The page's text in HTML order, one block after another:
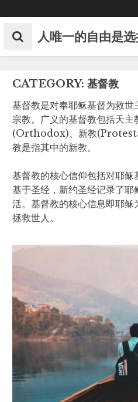
to
content 人唯一的自由是
CATEGORY: 基督教
基督教是对奉耶稣基督为救
宗教。广义的基督教包括天
(Orthodox)、新教
教是指其中的新教。
基督教的核心信仰包括对耶稣
基于圣经，新约圣经记录了耶
活。基督教的核心信息即耶稣
拯救世人。